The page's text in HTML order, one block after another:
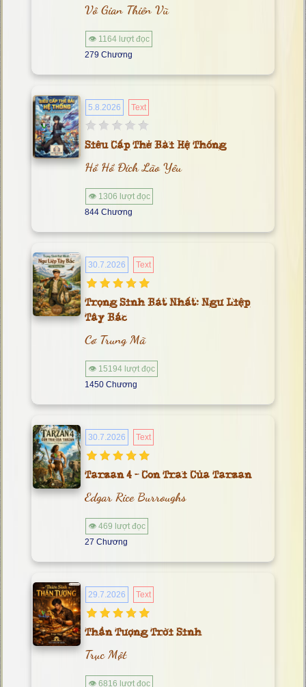
Vô Gian Thiên Vũ
👁 1164 lượt đọc
279 Chương
5.8.2026 Text
Siêu Cấp Thẻ Bài Hệ Thống
Hồ Hồ Đích Lão Yêu
👁 1306 lượt đọc
844 Chương
30.7.2026 Text
Trọng Sinh Bát Nhất: Ngư Liệp
Tây Bắc
Cơ Trung Mã
👁 15194 lượt đọc
1450 Chương
30.7.2026 Text
Tarzan 4 - Con Trai Của Tarzan
Edgar Rice Burroughs
👁 469 lượt đọc
27 Chương
29.7.2026 Text
Thần Tượng Trời Sinh
Trục Một
👁 6816 lượt đọc